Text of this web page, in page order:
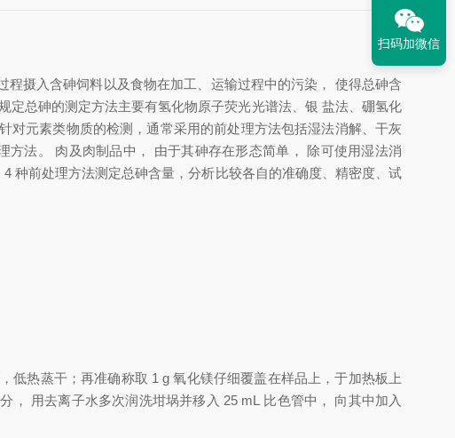
程摄入含砷饲料以及食物在加工 运输过程中的污染 ， 使得总砷含
定总砷的测定方法主要有氢化物原子荧光光谱法、 银 盐法、硼氢化
针对元素类物质的检测 ，通常采用的前处理方法包括湿法消解、 干灰
方法。 肉及肉制品中 ， 由于其砷存在形态简单 ， 除可使用湿法消
4 种前处理方法测定总砷含量 ，分析比较各自的准确度、 精密度 、试
，低热蒸干； 再准确称取 1 g 氧化镁仔细覆盖在样品上 ，于加热板上
， 用去离子水多次润洗坩埚并移入 25 mL 比色管中 ， 向其中加 入
扫码加微信